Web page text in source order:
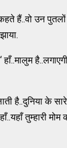
हैं..वो उन
हाँ..मालुम
है..दुनिया के
तुम्हारी